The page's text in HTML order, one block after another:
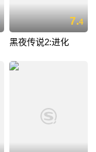
7.4
黑夜传说2:进化